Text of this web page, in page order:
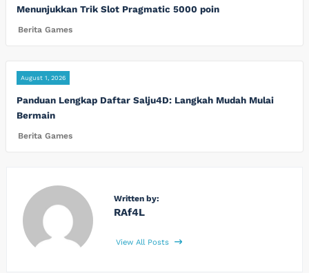
Menunjukkan Trik Slot Pragmatic 5000 poin
Berita Games
August 1, 2026
Panduan Lengkap Daftar Salju4D: Langkah Mudah Mulai
Bermain
Berita Games
Written by:
RAf4L
View All Posts